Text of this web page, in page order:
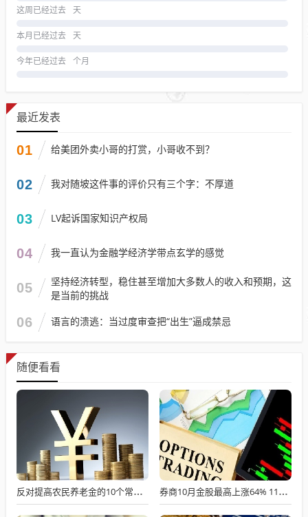
这周已经过去 天
本月已经过去 天
今年已经过去 个月
最近发表
01 给美团外卖小哥的打赏，小哥收不到？
02 我对随坡这件事的评价只有三个字：不厚道
03 LV起诉国家知识产权局
04 我一直认为金融学经济学带点玄学的感觉
05
坚持经济转型，稳住甚至增加大多数人的收入和预期，这
是当前的挑战
06 语言的溃逃：当过度审查把“出生”逼成禁忌
随便看看
反对提高农民养老金的10个常见借口——别再用套话敷衍 券商10月金股最高上涨64% 11月金股重磅出炉！